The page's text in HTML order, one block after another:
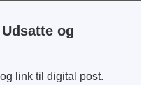
og
link til digital post.